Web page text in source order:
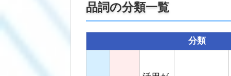
品詞の分類一覧
分類